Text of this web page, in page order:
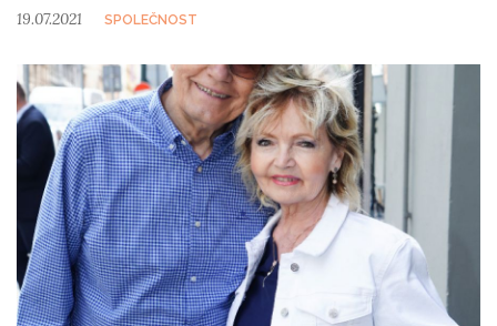
19.07.2021 SPOLEČNOST